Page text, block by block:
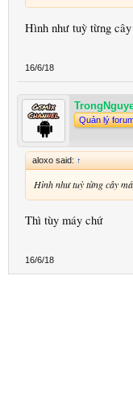
Hình như tuỳ từng
16/6/18
Quản lý
aloxo said: ↑
Hình như tuỳ từng cây
Thì tùy máy chứ
16/6/18